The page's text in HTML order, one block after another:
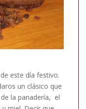
este día festivo.
un clásico que
la panadería, el